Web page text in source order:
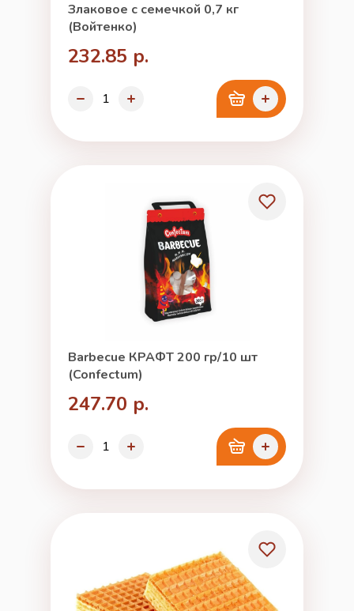
Злаковое с семечкой 0,7 кг
(Войтенко)
232.85 р.
Barbecue КРАФТ 200 гр/10 шт
(Confectum)
247.70 р.